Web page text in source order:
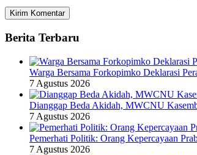
Berita Terbaru
Warga Bersama Forkopimko Deklarasi
7 Agustus 2026
Dianggap Beda Akidah, MWCNU
7 Agustus 2026
Pemerhati Politik: Orang Kepercayaan
7 Agustus 2026